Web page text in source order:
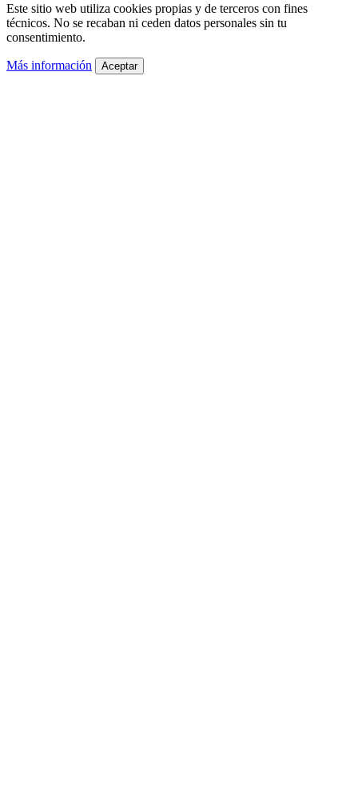
Este sitio web utiliza cookies propias y de terceros con fines
técnicos. No se recaban ni ceden datos personales sin tu
consentimiento.
Más información Aceptar